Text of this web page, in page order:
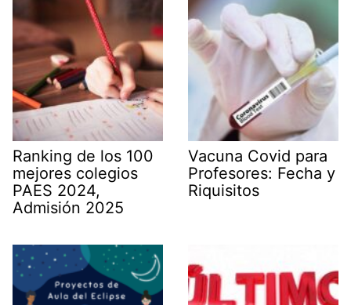
Ranking de los 100
mejores colegios
PAES 2024,
Admisión 2025
Vacuna Covid para
Profesores: Fecha y
Riquisitos